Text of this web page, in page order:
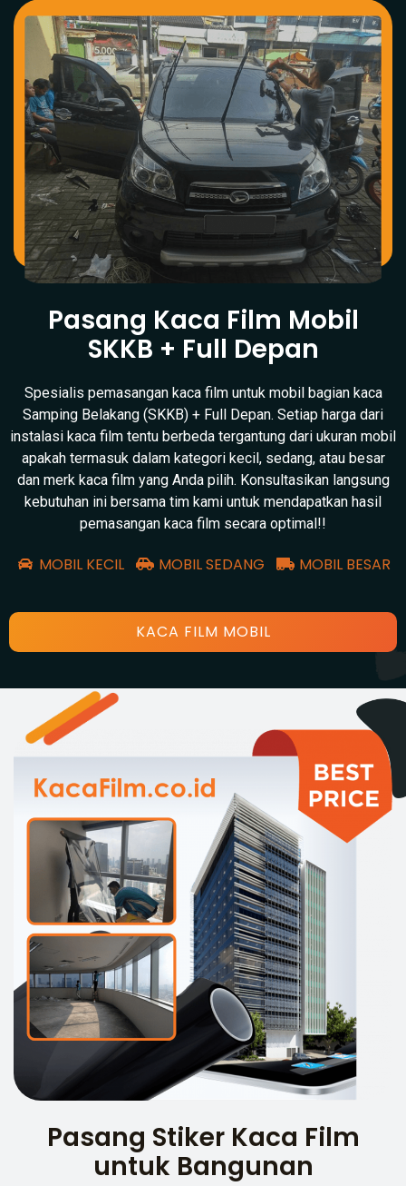
Pasang Kaca Film Mobil
SKKB + Full Depan
Spesialis pemasangan kaca film untuk mobil bagian kaca
Samping Belakang (SKKB) + Full Depan. Setiap harga dari
instalasi kaca film tentu berbeda tergantung dari ukuran mobil
apakah termasuk dalam kategori kecil, sedang, atau besar
dan merk kaca film yang Anda pilih. Konsultasikan langsung
kebutuhan ini bersama tim kami untuk mendapatkan hasil
pemasangan kaca film secara optimal!!
MOBIL KECIL MOBIL SEDANG MOBIL BESAR
KACA FILM MOBIL
Pasang Stiker Kaca Film
untuk Bangunan